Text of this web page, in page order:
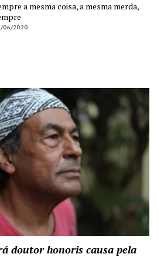
a mesma coisa, a mesma merda,
06/2020
doutor honoris causa pela